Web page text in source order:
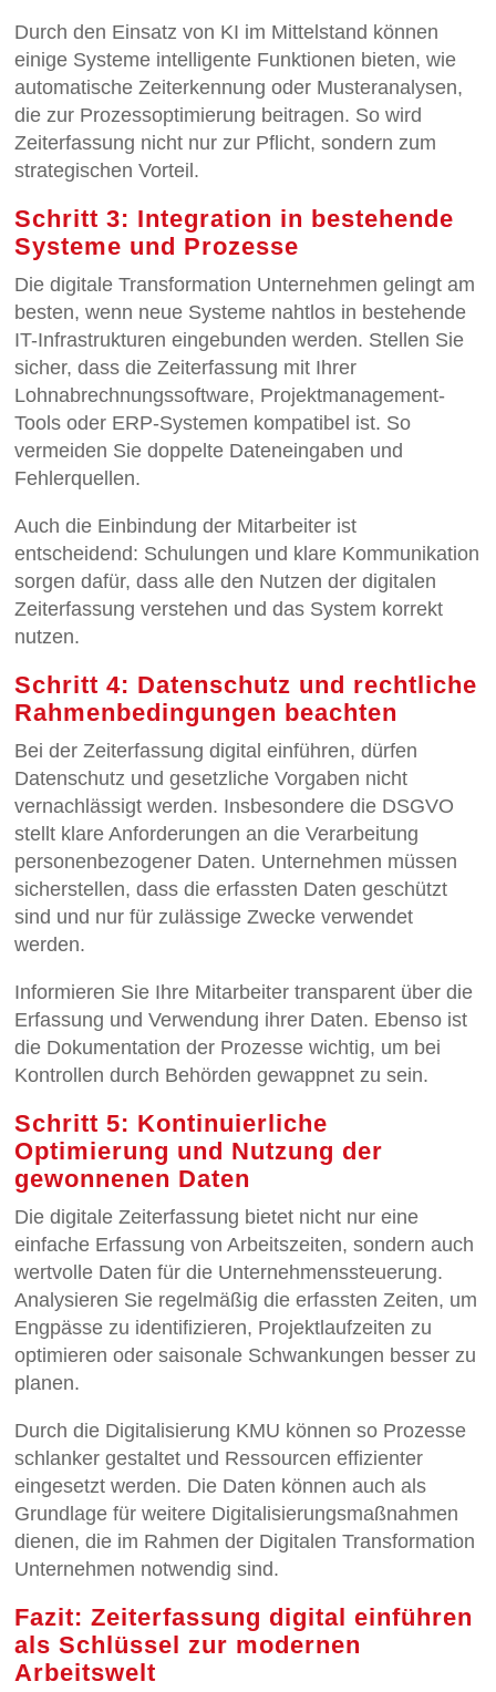
Durch den Einsatz von KI im Mittelstand können
einige Systeme intelligente Funktionen bieten, wie
automatische Zeiterkennung oder Musteranalysen,
die zur Prozessoptimierung beitragen. So wird
Zeiterfassung nicht nur zur Pflicht, sondern zum
strategischen Vorteil.
Schritt 3: Integration in bestehende
Systeme und Prozesse
Die digitale Transformation Unternehmen gelingt am
besten, wenn neue Systeme nahtlos in bestehende
IT-Infrastrukturen eingebunden werden. Stellen Sie
sicher, dass die Zeiterfassung mit Ihrer
Lohnabrechnungssoftware, Projektmanagement-
Tools oder ERP-Systemen kompatibel ist. So
vermeiden Sie doppelte Dateneingaben und
Fehlerquellen.
Auch die Einbindung der Mitarbeiter ist
entscheidend: Schulungen und klare Kommunikation
sorgen dafür, dass alle den Nutzen der digitalen
Zeiterfassung verstehen und das System korrekt
nutzen.
Schritt 4: Datenschutz und rechtliche
Rahmenbedingungen beachten
Bei der Zeiterfassung digital einführen, dürfen
Datenschutz und gesetzliche Vorgaben nicht
vernachlässigt werden. Insbesondere die DSGVO
stellt klare Anforderungen an die Verarbeitung
personenbezogener Daten. Unternehmen müssen
sicherstellen, dass die erfassten Daten geschützt
sind und nur für zulässige Zwecke verwendet
werden.
Informieren Sie Ihre Mitarbeiter transparent über die
Erfassung und Verwendung ihrer Daten. Ebenso ist
die Dokumentation der Prozesse wichtig, um bei
Kontrollen durch Behörden gewappnet zu sein.
Schritt 5: Kontinuierliche
Optimierung und Nutzung der
gewonnenen Daten
Die digitale Zeiterfassung bietet nicht nur eine
einfache Erfassung von Arbeitszeiten, sondern auch
wertvolle Daten für die Unternehmenssteuerung.
Analysieren Sie regelmäßig die erfassten Zeiten, um
Engpässe zu identifizieren, Projektlaufzeiten zu
optimieren oder saisonale Schwankungen besser zu
planen.
Durch die Digitalisierung KMU können so Prozesse
schlanker gestaltet und Ressourcen effizienter
eingesetzt werden. Die Daten können auch als
Grundlage für weitere Digitalisierungsmaßnahmen
dienen, die im Rahmen der Digitalen Transformation
Unternehmen notwendig sind.
Fazit: Zeiterfassung digital einführen
als Schlüssel zur modernen
Arbeitswelt